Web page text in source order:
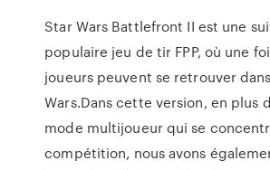
Star Wars Battlefront II est une
populaire jeu de tir FPP, où une
joueurs peuvent se retrouver
Wars.Dans cette version, en plus
mode multijoueur qui se
compétition, nous avons